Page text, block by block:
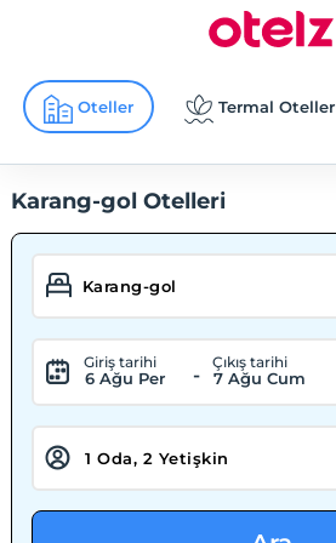
Oteller Termal Oteller
Karang-gol Otelleri
Giriş tarihi
6 Ağu Per -
Çıkış tarihi
7 Ağu Cum